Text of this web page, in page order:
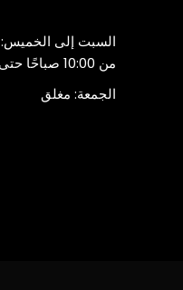
السبت إلى الخميس:
من 10:00 صباحًا حتى 8:00 مساءً
الجمعة: مغلق